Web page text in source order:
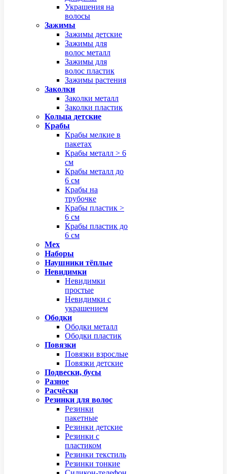
Украшения на
волосы
Зажимы
Зажимы детские
Зажимы для
волос металл
Зажимы для
волос пластик
Зажимы растения
Заколки
Заколки металл
Заколки пластик
Кольца детские
Крабы
Крабы мелкие в
пакетах
Крабы металл > 6
см
Крабы металл до
6 см
Крабы на
трубочке
Крабы пластик >
6 см
Крабы пластик до
6 см
Мех
Наборы
Наушники тёплые
Невидимки
Невидимки
простые
Невидимки с
украшением
Ободки
Ободки металл
Ободки пластик
Повязки
Повязки взрослые
Повязки детские
Подвески, бусы
Разное
Расчёски
Резинки для волос
Резинки
пакетные
Резинки детские
Резинки с
пластиком
Резинки текстиль
Резинки тонкие